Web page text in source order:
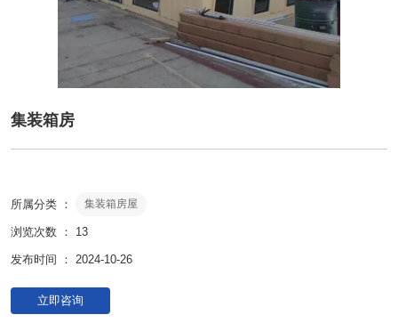
集装箱房
所属分类 ： 集装箱房屋
浏览次数 ： 13
发布时间 ： 2024-10-26
立即咨询